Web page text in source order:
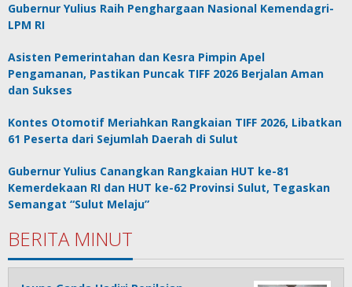
Gubernur Yulius Raih Penghargaan Nasional Kemendagri-
LPM RI
Asisten Pemerintahan dan Kesra Pimpin Apel
Pengamanan, Pastikan Puncak TIFF 2026 Berjalan Aman
dan Sukses
Kontes Otomotif Meriahkan Rangkaian TIFF 2026, Libatkan
61 Peserta dari Sejumlah Daerah di Sulut
Gubernur Yulius Canangkan Rangkaian HUT ke-81
Kemerdekaan RI dan HUT ke-62 Provinsi Sulut, Tegaskan
Semangat “Sulut Melaju”
BERITA MINUT